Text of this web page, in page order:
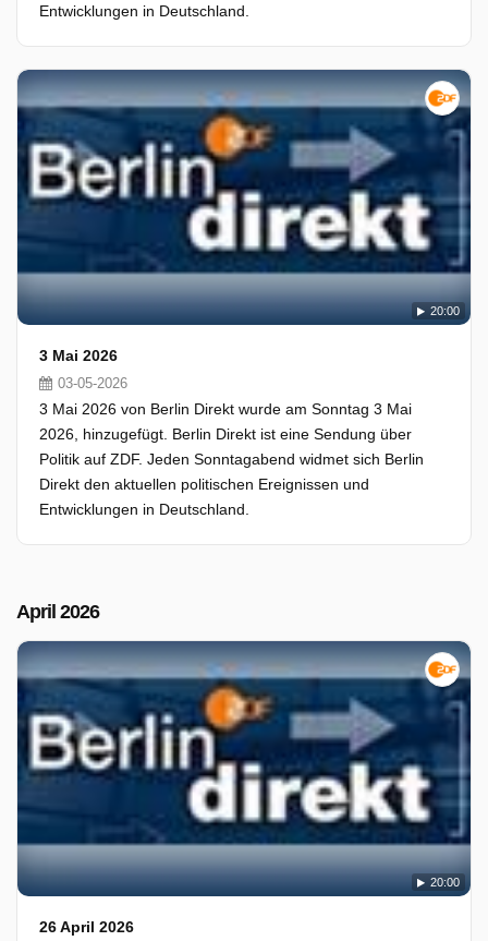
Entwicklungen in Deutschland.
20:00
3 Mai 2026
03-05-2026
3 Mai 2026 von Berlin Direkt wurde am Sonntag 3 Mai
2026, hinzugefügt. Berlin Direkt ist eine Sendung über
Politik auf ZDF. Jeden Sonntagabend widmet sich Berlin
Direkt den aktuellen politischen Ereignissen und
Entwicklungen in Deutschland.
April 2026
20:00
26 April 2026